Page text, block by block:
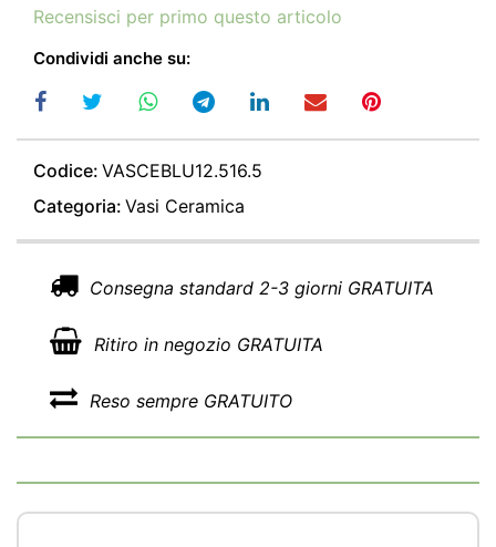
Recensisci per primo questo articolo
Condividi anche su:
Codice: VASCEBLU12.516.5
Categoria: Vasi Ceramica
Consegna standard 2-3 giorni GRATUITA
Ritiro in negozio GRATUITA
Reso sempre GRATUITO